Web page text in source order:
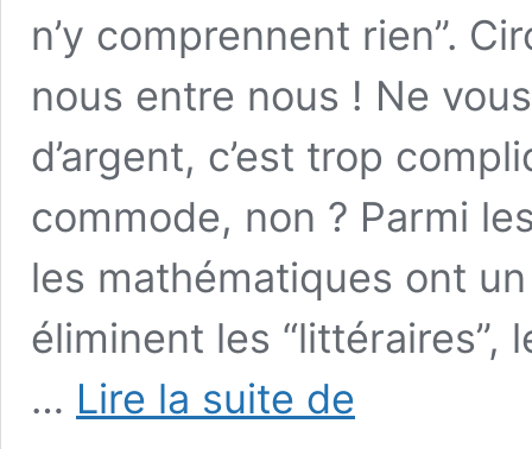
n’y comprennent rien”.
nous entre nous ! Ne
d’argent, c’est trop
commode, non ? Parmi
les mathématiques ont
éliminent les “littéraires”,
… Lire la suite de